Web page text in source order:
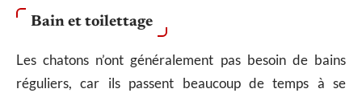
Bain et toilettage
Les chatons n’ont généralement pas besoin de bains
réguliers, car ils passent beaucoup de temps à se